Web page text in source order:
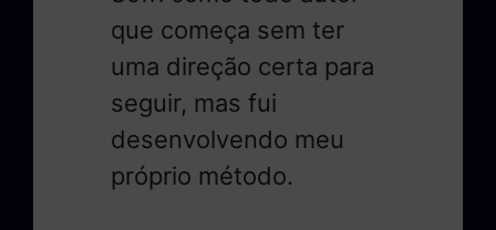
que começa sem ter
uma direção certa para
seguir, mas fui
desenvolvendo meu
próprio método.